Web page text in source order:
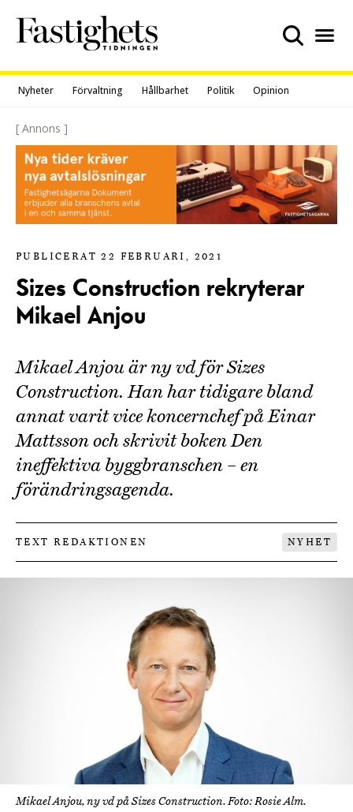
content
Nyheter Förvaltning Hållbarhet Politik Opinion
[ Annons ]
PUBLICERAT 22 FEBRUARI, 2021
Sizes Construction rekryterar
Mikael Anjou
Mikael Anjou är ny vd för Sizes
Construction. Han har tidigare bland
annat varit vice koncernchef på Einar
Mattsson och skrivit boken Den
ineffektiva byggbranschen – en
förändringsagenda.
TEXT REDAKTIONEN NYHET
Mikael Anjou, ny vd på Sizes Construction. Foto: Rosie Alm.